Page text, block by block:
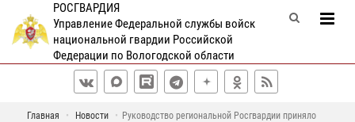
РОСГВАРДИЯ
Управление Федеральной службы войск
национальной гвардии Российской
Федерации по Вологодской области
Главная Новости
Руководство региональной Росгвардии приняло